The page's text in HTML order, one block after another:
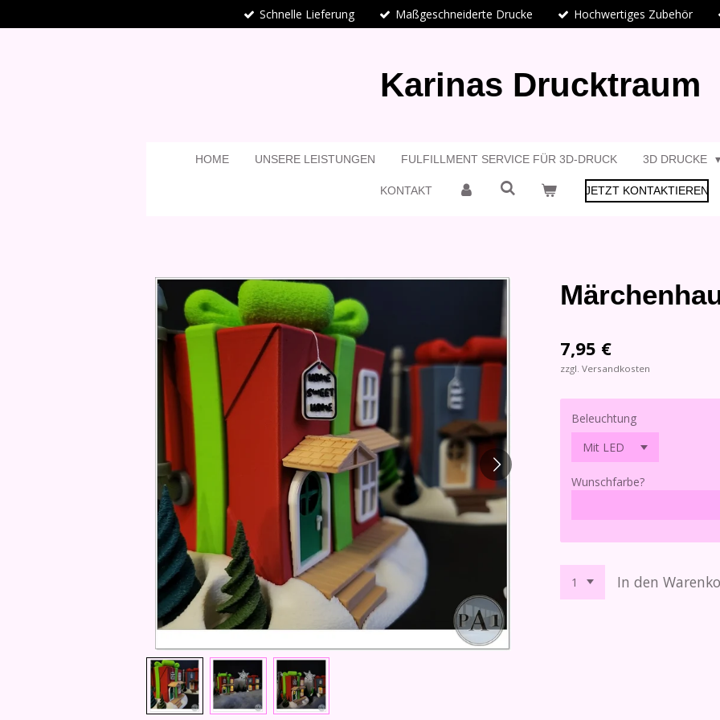
Hauptinhalt
Schnelle Lieferung Maßgeschneiderte Drucke Hochwertiges Zubehör
Karinas Drucktraum
HOME UNSERE LEISTUNGEN FULFILLMENT SERVICE FÜR 3D-DRUCK 3D DRUCKE
KONTAKT JETZT KONTAKTIEREN
7,95 €
zzgl. Versandkosten
Beleuchtung
Wunschfarbe?
In den